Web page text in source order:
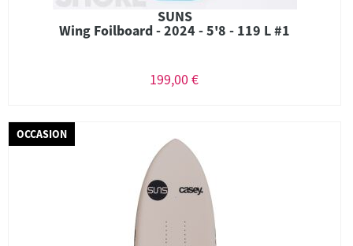
SUNS
Wing Foilboard - 2024 - 5'8 - 119 L #1
199,00 €
OCCASION